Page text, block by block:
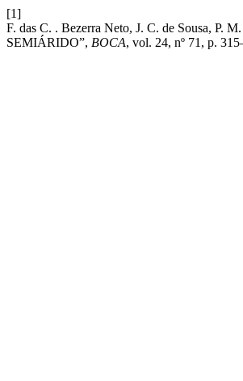
[1]
F. das C. . Bezerra Neto, J. C. de Sousa,
SEMIÁRIDO”, BOCA, vol. 24, nº 71, p.